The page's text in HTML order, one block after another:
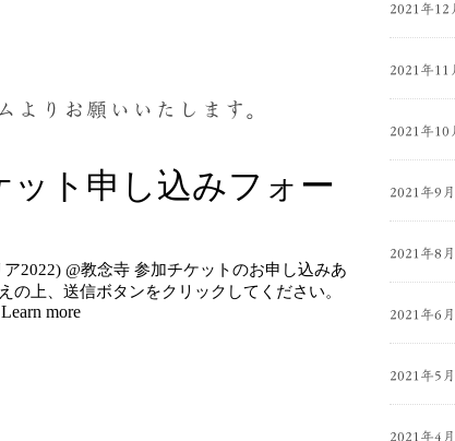
よりお願いいたします。
2021年12
2021年11
2021年10
2021年9月
2021年8月
2021年6月
2021年5月
2021年4月